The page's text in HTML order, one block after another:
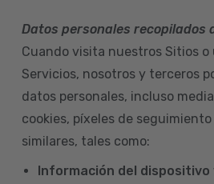
Datos personales recopilados
Cuando visita nuestros Sitios
Servicios, nosotros y terceros
datos personales, incluso
cookies, píxeles de
similares, tales como:
Información del dispositivo